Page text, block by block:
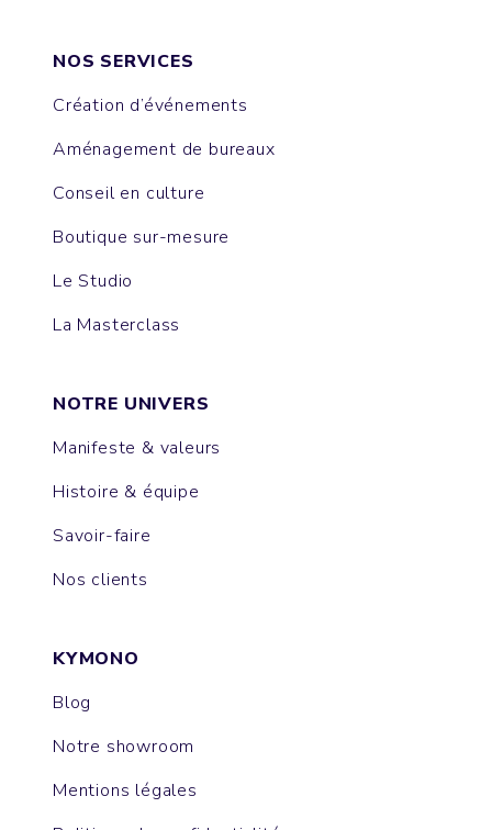
NOS SERVICES
Création d’événements
Aménagement de bureaux
Conseil en culture
Boutique sur-mesure
Le Studio
La Masterclass
NOTRE UNIVERS
Manifeste & valeurs
Histoire & équipe
Savoir-faire
Nos clients
KYMONO
Blog
Notre showroom
Mentions légales